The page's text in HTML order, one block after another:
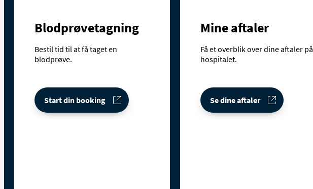
Blodprøvetagning
Bestil tid til at få taget en
blodprøve.
Start din booking
Mine aftaler
Få et overblik over dine aftaler på
hospitalet.
Se dine aftaler